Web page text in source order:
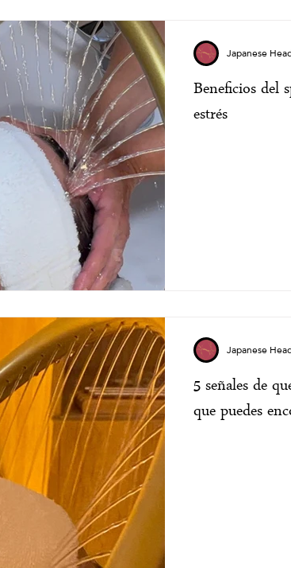
Beneficios del
estrés
Japanese
5 señales de
que puedes
Japanese